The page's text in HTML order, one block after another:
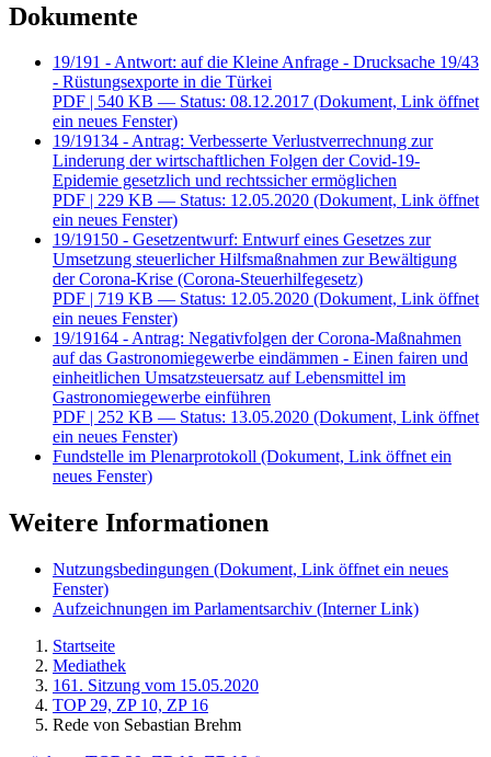
Dokumente
19/191 - Antwort: auf die Kleine Anfrage - Drucksache 19/43
- Rüstungsexporte in die Türkei
PDF | 540 KB — Status: 08.12.2017 (Dokument, Link öffnet
ein neues Fenster)
19/19134 - Antrag: Verbesserte Verlustverrechnung zur
Linderung der wirtschaftlichen Folgen der Covid-19-
Epidemie gesetzlich und rechtssicher ermöglichen
PDF | 229 KB — Status: 12.05.2020 (Dokument, Link öffnet
ein neues Fenster)
19/19150 - Gesetzentwurf: Entwurf eines Gesetzes zur
Umsetzung steuerlicher Hilfsmaßnahmen zur Bewältigung
der Corona-Krise (Corona-Steuerhilfegesetz)
PDF | 719 KB — Status: 12.05.2020 (Dokument, Link öffnet
ein neues Fenster)
19/19164 - Antrag: Negativfolgen der Corona-Maßnahmen
auf das Gastronomiegewerbe eindämmen - Einen fairen und
einheitlichen Umsatzsteuersatz auf Lebensmittel im
Gastronomiegewerbe einführen
PDF | 252 KB — Status: 13.05.2020 (Dokument, Link öffnet
ein neues Fenster)
Fundstelle im Plenarprotokoll (Dokument, Link öffnet ein
neues Fenster)
Weitere Informationen
Nutzungsbedingungen (Dokument, Link öffnet ein neues
Fenster)
Aufzeichnungen im Parlamentsarchiv (Interner Link)
Startseite
Mediathek
161. Sitzung vom 15.05.2020
TOP 29, ZP 10, ZP 16
Rede von Sebastian Brehm